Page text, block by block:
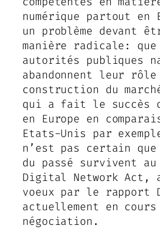
numérique partout en
un problème devant
manière radicale:
autorités publiques
abandonnent leur
construction du
qui a fait le succès
en Europe en
Etats-Unis par
n’est pas certain
du passé survivent au
Digital Network Act,
voeux par le rapport
actuellement en cours
négociation.